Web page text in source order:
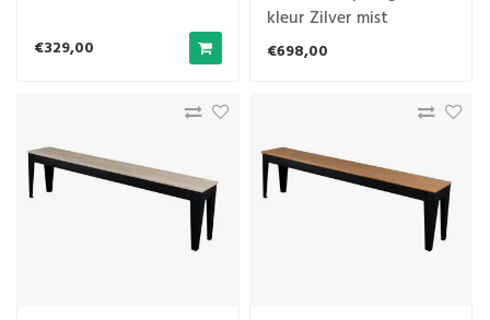
€329,00
kleur Zilver mist
€698,00